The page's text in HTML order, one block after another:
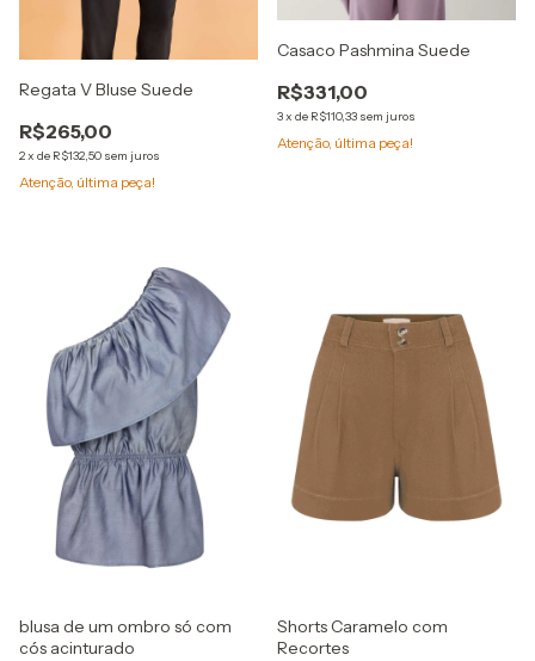
Regata V Bluse Suede
R$265,00
2x de R$132,50 sem juros
Atenção, última peça!
Casaco Pashmina Suede
R$331,00
3x de R$110,33 sem juros
Atenção, última peça!
blusa de um ombro só com
cós acinturado
Shorts Caramelo com
Recortes